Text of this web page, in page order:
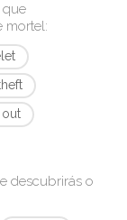
que
mortel:
descubrirás o